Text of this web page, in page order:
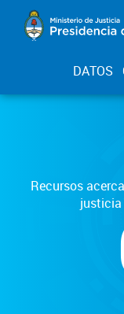
DATOS
Recursos
justicia